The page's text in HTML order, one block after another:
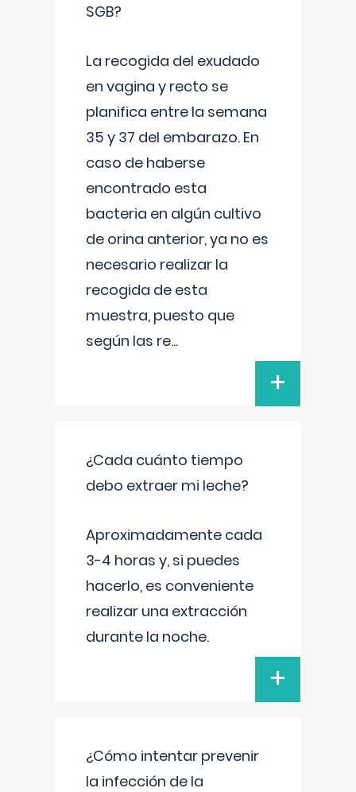
SGB?
La recogida del exudado
en vagina y recto se
planifica entre la semana
35 y 37 del embarazo. En
caso de haberse
encontrado esta
bacteria en algún cultivo
de orina anterior, ya no es
necesario realizar la
recogida de esta
muestra, puesto que
según las re...
+
¿Cada cuánto tiempo
debo extraer mi leche?
Aproximadamente cada
3-4 horas y, si puedes
hacerlo, es conveniente
realizar una extracción
durante la noche.
+
¿Cómo intentar prevenir
la infección de la